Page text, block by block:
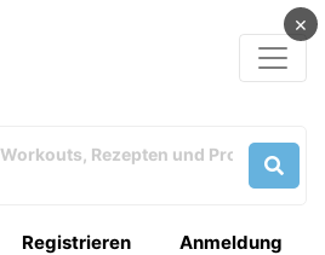
Anmeldung
Registrieren
×